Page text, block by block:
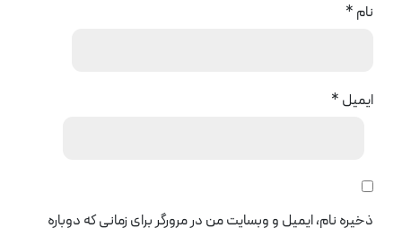
نام *
ایمیل *
ذخیره نام، ایمیل و وبسایت من در مرورگر برای زمانی که دوباره